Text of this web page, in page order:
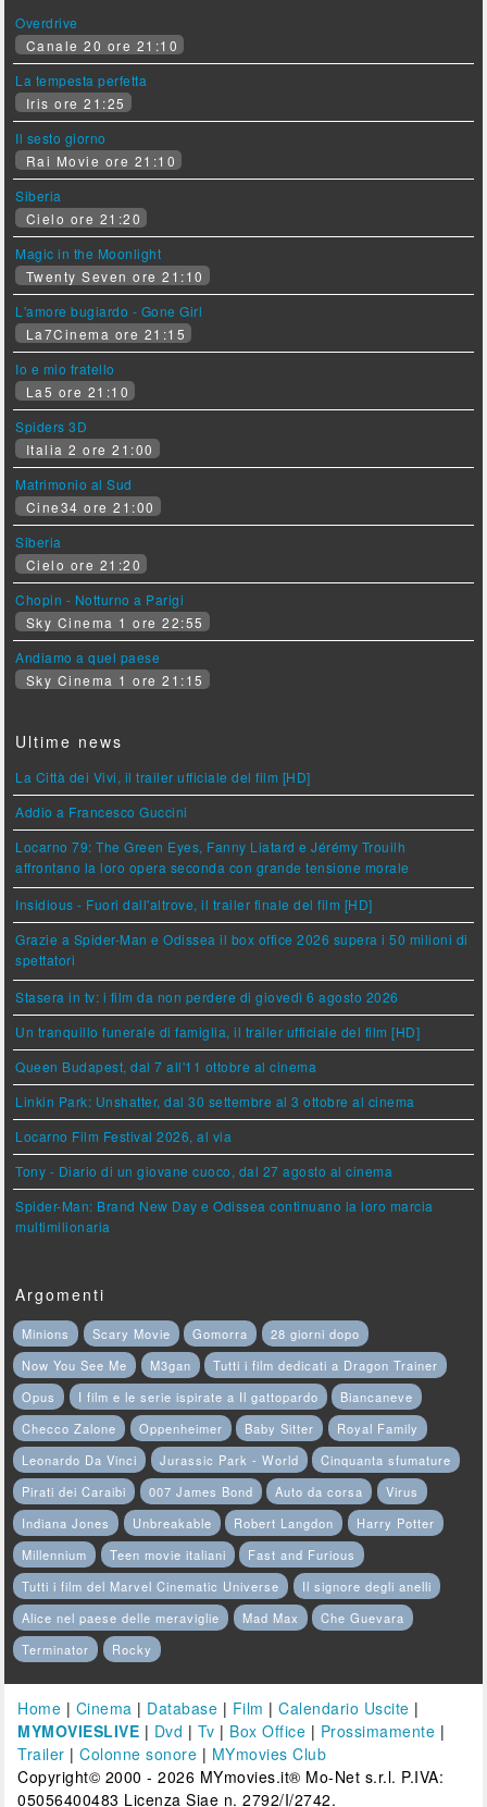
Overdrive
Canale 20 ore 21:10
La tempesta perfetta
Iris ore 21:25
Il sesto giorno
Rai Movie ore 21:10
Siberia
Cielo ore 21:20
Magic in the Moonlight
Twenty Seven ore 21:10
L'amore bugiardo - Gone Girl
La7Cinema ore 21:15
Io e mio fratello
La5 ore 21:10
Spiders 3D
Italia 2 ore 21:00
Matrimonio al Sud
Cine34 ore 21:00
Siberia
Cielo ore 21:20
Chopin - Notturno a Parigi
Sky Cinema 1 ore 22:55
Andiamo a quel paese
Sky Cinema 1 ore 21:15
Ultime news
La Città dei Vivi, il trailer ufficiale del film [HD]
Addio a Francesco Guccini
Locarno 79: The Green Eyes, Fanny Liatard e Jérémy Trouilh
affrontano la loro opera seconda con grande tensione morale
Insidious - Fuori dall'altrove, il trailer finale del film [HD]
Grazie a Spider-Man e Odissea il box office 2026 supera i 50 milioni di
spettatori
Stasera in tv: i film da non perdere di giovedì 6 agosto 2026
Un tranquillo funerale di famiglia, il trailer ufficiale del film [HD]
Queen Budapest, dal 7 all'11 ottobre al cinema
Linkin Park: Unshatter, dal 30 settembre al 3 ottobre al cinema
Locarno Film Festival 2026, al via
Tony - Diario di un giovane cuoco, dal 27 agosto al cinema
Spider-Man: Brand New Day e Odissea continuano la loro marcia
multimilionaria
Argomenti
Minions Scary Movie Gomorra
28 giorni dopo
Now You See Me
M3gan
Tutti i film dedicati a Dragon Trainer
Opus
I film e le serie ispirate a Il gattopardo
Biancaneve
Checco Zalone
Oppenheimer Baby Sitter
Royal Family
Leonardo Da Vinci
Jurassic Park - World
Cinquanta sfumature
Pirati dei Caraibi
007 James Bond Auto da corsa
Virus
Indiana Jones
Unbreakable Robert Langdon
Harry Potter
Millennium
Teen movie italiani
Fast and Furious
Tutti i film del Marvel Cinematic Universe
Il signore degli anelli
Alice nel paese delle meraviglie
Mad Max
Che Guevara
Terminator
Rocky
Home | Cinema | Database | Film |Calendario Uscite |
MYMOVIESLIVE | Dvd | Tv | Box Office | Prossimamente |
Trailer |Colonne sonore | MYmovies Club
Copyright© 2000 - 2026 MYmovies.it® Mo-Net s.r.l. P.IVA:
05056400483 Licenza Siae n. 2792/I/2742.